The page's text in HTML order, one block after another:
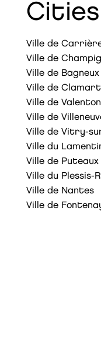
Cities
Ville de
Ville de
Ville de Bagneux
Ville de Clamart
Ville de Valenton
Ville de
Ville de Vitry-
Ville du
Ville de Puteaux
Ville du Plessis-
Ville de Nantes
Ville de